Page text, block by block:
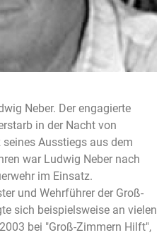
Neber. Der engagierte
in der Nacht von
Ausstiegs aus dem
war Ludwig Neber nach
im Einsatz.
und Wehrführer der Groß-
sich beispielsweise an vielen
bei "Groß-Zimmern Hilft",